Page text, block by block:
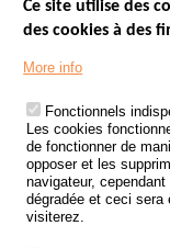
Menu
Footer
LES SITES PUBLICS
ÉTAT DE
TRAITEMENT DES
LA ROUTE
ETUDES ET
APPEL À PROJETS
Ce site utilise des
des cookies à des
More info
Fonctionnels
Les cookies
de fonctionner de
opposer et les
navigateur,
dégradée et ceci
visiterez.